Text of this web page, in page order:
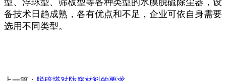
型、浮球型、筛板型等各种类型的水膜脱硫除尘器，设
备技术日趋成熟，各有优点和不足，企业可依自身需要
选用不同类型。